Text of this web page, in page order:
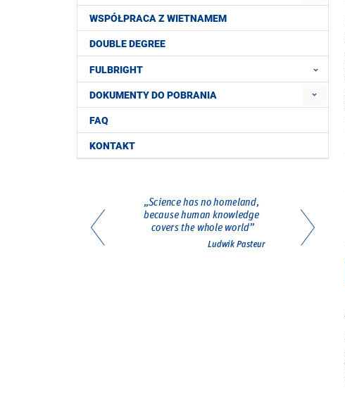
WSPÓŁPRACA Z WIETNAMEM
DOUBLE DEGREE
FULBRIGHT
DOKUMENTY DO POBRANIA
FAQ
KONTAKT